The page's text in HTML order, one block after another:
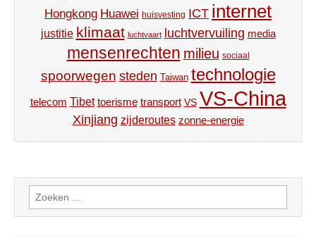
Hongkong Huawei huisvesting ICT internet
justitie klimaat luchtvaart luchtvervuiling media
mensenrechten milieu sociaal
spoorwegen steden Taiwan technologie
telecom Tibet toerisme transport VS VS-China
Xinjiang zijderoutes zonne-energie
Zoeken
naar: